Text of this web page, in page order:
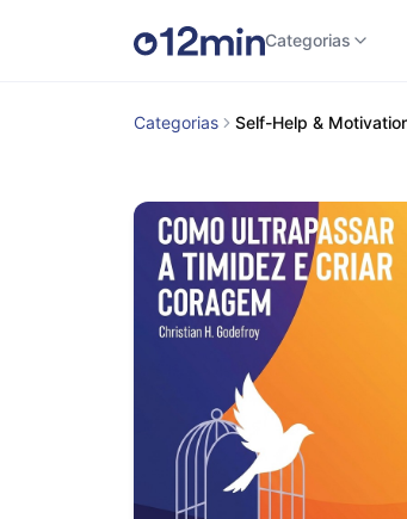
Categorias
Categorias Self-Help &